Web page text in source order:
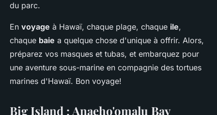
du parc.
En voyage à Hawaï, chaque plage, chaque ile,
chaque baie a quelque chose d'unique à offrir. Alors,
préparez vos masques et tubas, et embarquez pour
une aventure sous-marine en compagnie des tortues
marines d'Hawaï. Bon voyage!
Big Island : Anaeho'omalu Bay